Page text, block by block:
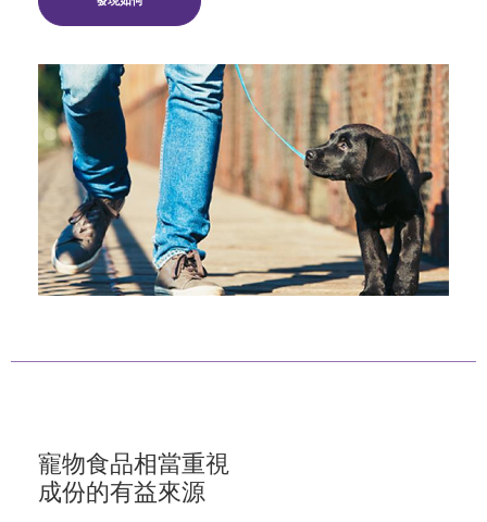
寵物食品相當重視
成份的有益來源